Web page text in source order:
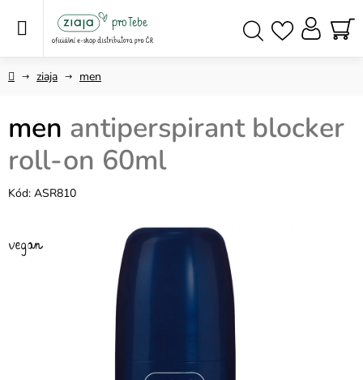
Domůziaja men
men antiperspirant blocker
roll-on 60ml
Kód: ASR810